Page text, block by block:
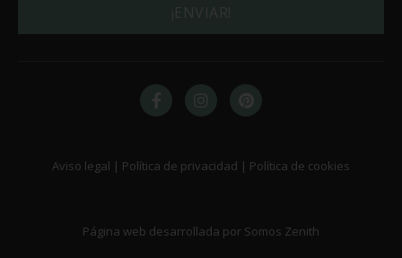
¡ENVIAR!
Aviso legal | Política de privacidad | Política de cookies
Página web desarrollada por Somos Zenith